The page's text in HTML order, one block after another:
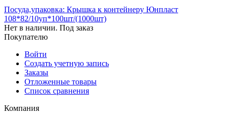
Посуда,упаковка: Крышка к контейнеру Юнпласт
108*82/10уп*100шт/(1000шт)
Нет в наличии. Под заказ
Покупателю
Войти
Создать учетную запись
Заказы
Отложенные товары
Список сравнения
Компания